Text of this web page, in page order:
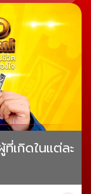
เกิดในแต่ละ